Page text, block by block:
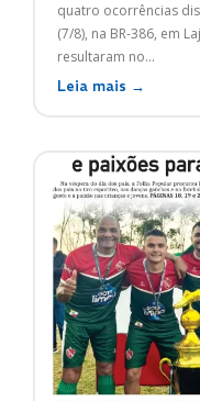
quatro ocorrências
(7/8), na BR-386, em
resultaram no...
Leia mais →